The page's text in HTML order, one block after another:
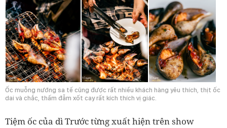
Ốc muỗng nướng sa tế cũng được rất nhiều khách hàng yêu thích, thịt ốc
dai và chắc, thấm đẫm xốt cay rất kích thích vị giác.
Tiệm ốc của dì Trước từng xuất hiện trên show